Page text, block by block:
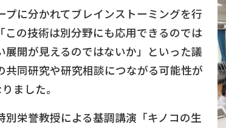
に分かれてブレインストーミングを行
の技術は別分野にも応用できるのでは
開が見えるのではないか」といった議
同研究や研究相談につながる可能性が
ました。
栄誉教授による基調講演「キノコの生